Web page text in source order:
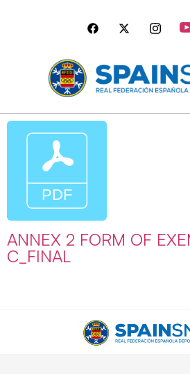
ANNEX 2 FORM OF
C_FINAL